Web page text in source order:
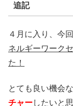
追記
４月に入り、今
ネルギーワーク
た！
とても良い機会
チャーしたいと